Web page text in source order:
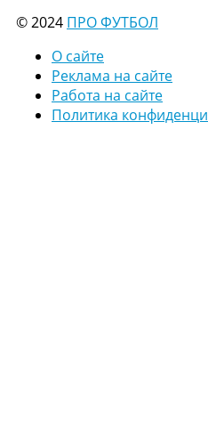
© 2024 ПРО ФУТБОЛ
О сайте
Реклама на сайте
Работа на сайте
Политика